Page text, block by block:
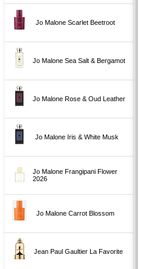
Jo Malone Scarlet Beetroot
Jo Malone Sea Salt & Bergamot
Jo Malone Rose & Oud Leather
Jo Malone Iris & White Musk
Jo Malone Frangipani Flower
2026
Jo Malone Carrot Blossom
Jean Paul Gaultier La Favorite